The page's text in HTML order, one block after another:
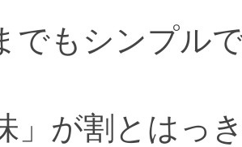
でもシンプル
」が割とはっ